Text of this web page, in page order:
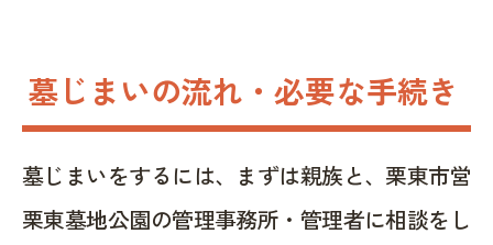
墓じまいの流れ・必要な手続き
墓じまいをするには、まずは親族と、栗東市営
栗東墓地公園の管理事務所・管理者に相談をし